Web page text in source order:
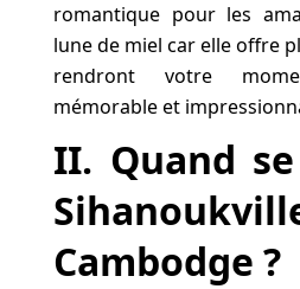
romantique pour les
lune de miel car elle offre
rendront votre
mémorable et
II. Quand
Cambodge ?